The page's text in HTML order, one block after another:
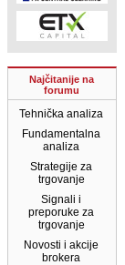
Najčitanije na
forumu
Tehnička analiza
Fundamentalna
analiza
Strategije za
trgovanje
Signali i
preporuke za
trgovanje
Novosti i akcije
brokera